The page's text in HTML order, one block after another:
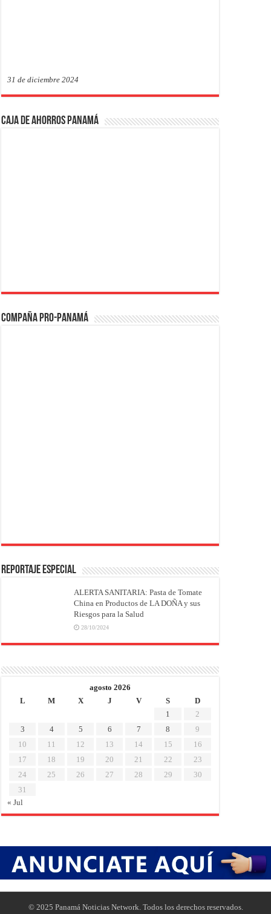
31 de diciembre 2024
Caja de Ahorros Panamá
Compaña PRO-Panamá
REPORTAJE ESPECIAL
ALERTA SANITARIA: Pasta de Tomate
China en Productos de LA DOÑA y sus
Riesgos para la Salud
28/10/2024
agosto 2026
L
M X J V S
D
1
2
3
4 5 6 7 8
9
10
11 12 13 14 15
16
17
18 19 20 21 22
23
24
25 26 27 28 29
30
31
« Jul
© 2025 Panamá Noticias Network. Todos los derechos reservados.